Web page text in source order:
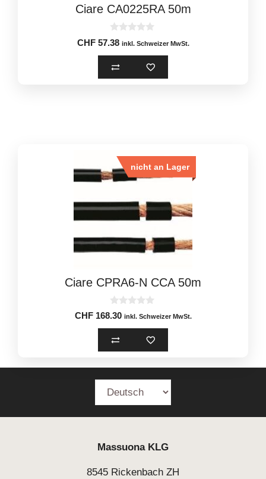
Ciare CA0225RA 50m
0
o
u
t
o
f
CHF57.38 inkl. Schweizer MwSt.
nicht an Lager
Ciare CPRA6-N CCA 50m
0
o
u
t
o
f
CHF168.30 inkl. Schweizer MwSt.
Massuona KLG
8545 Rickenbach ZH